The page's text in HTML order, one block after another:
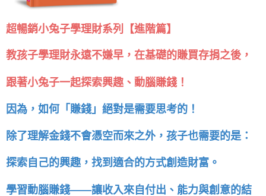
超暢銷小兔子學理財系列【進階篇】
教孩子學理財永遠不嫌早，在基礎的賺買存捐之後，
跟著小兔子一起探索興趣、動腦賺錢！
因為，如何「賺錢」絕對是需要思考的！
除了理解金錢不會憑空而來之外，孩子也需要的是：
探索自己的興趣，找到適合的方式創造財富。
學習動腦賺錢——讓收入來自付出、能力與創意的結